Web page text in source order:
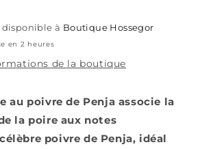
disponible à Boutique Hossegor
en 2 heures
de la boutique
au poivre de Penja associe la
la poire aux notes
poivre de Penja, idéal